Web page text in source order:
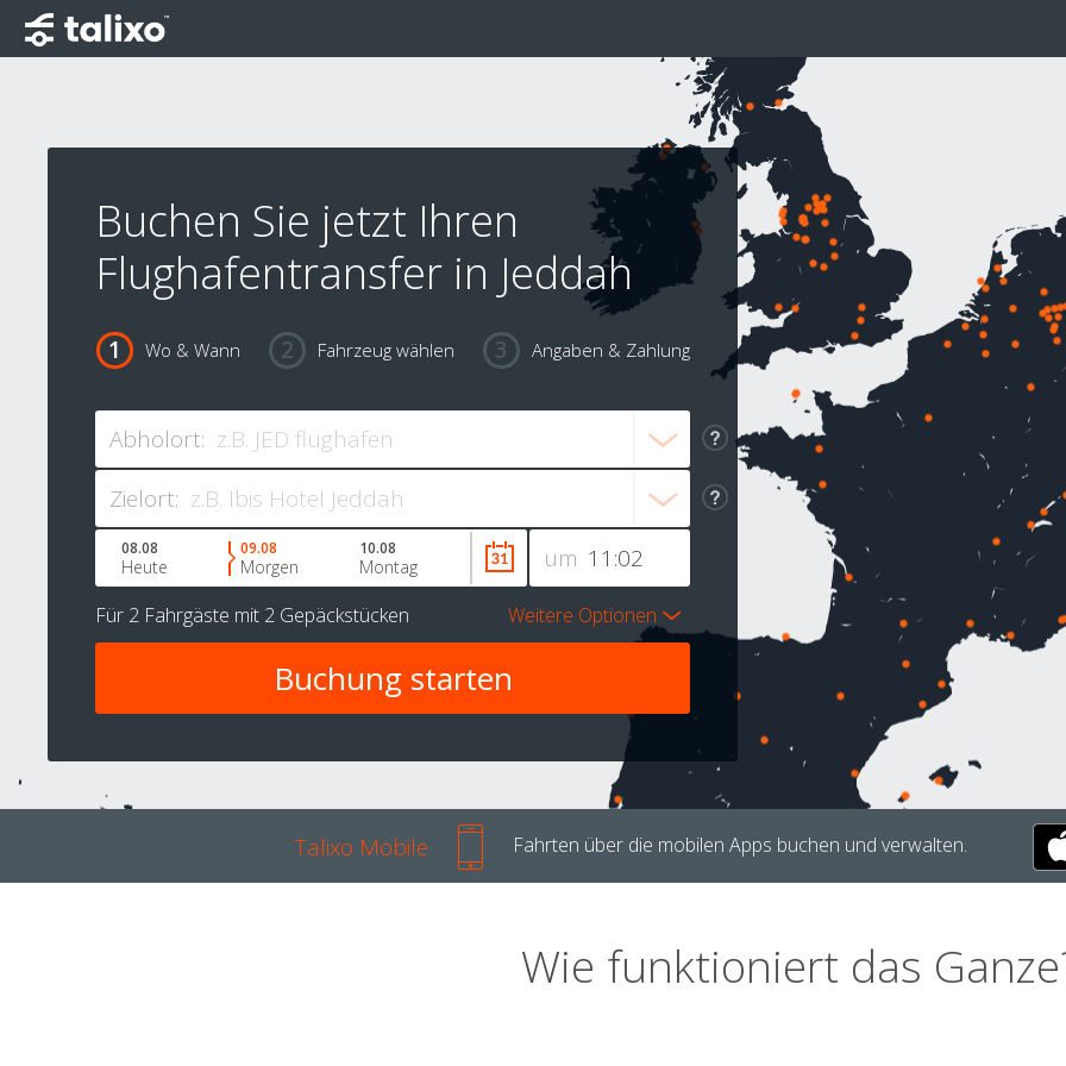
Buchen Sie jetzt Ihren
Flughafentransfer in Jeddah
Wo & Wann Fahrzeug wählen Angaben & Zahlung
Abholort:
Zielort:
um
08.08
Heute
09.08
Morgen
10.08
Montag
Für 2 Fahrgäste mit 2 Gepäckstücken Weitere Optionen
Talixo Mobile Fahrten über die mobilen Apps buchen und verwalten.
Wie funktioniert das